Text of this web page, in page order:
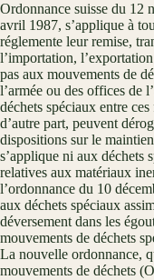
Ordonnance suisse du 12
avril 1987, s’applique à
réglemente leur remise,
l’importation,
pas aux mouvements de
l’armée ou des offices de
déchets spéciaux entre
d’autre part, peuvent
dispositions sur le
s’applique ni aux déchets
relatives aux matériaux
l’ordonnance du 10
aux déchets spéciaux
déversement dans les
mouvements de déchets
La nouvelle ordonnance,
mouvements de déchets